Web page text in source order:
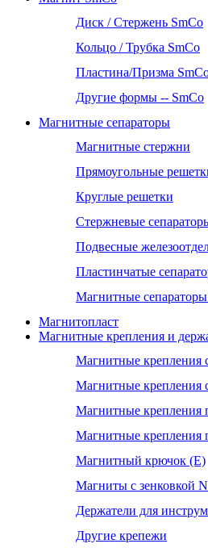
Диск / Стержень SmCo
Кольцо / Трубка SmCo
Пластина/Призма
Другие формы -- SmCo
Магнитные сепараторы
Магнитные стержни
Прямоугольные
Круглые решетки
Стержневые
Подвесные
Пластинчатые
Магнитные сепараторы
Магнитопласт
Магнитные крепления и
Магнитные крепления
Магнитные крепления
Магнитные крепления
Магнитные крепления
Магнитный крючок (Е)
Магниты с зенковкой
Держатели для
Другие крепежи